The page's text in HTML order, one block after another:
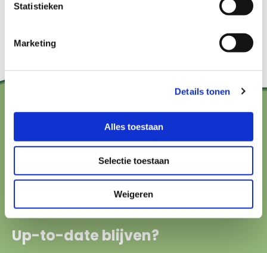
Statistieken
Marketing
Details tonen
Alles toestaan
Selectie toestaan
Weigeren
hallo@boerenbuurmetnatuur.nl
Arthur van Schendelstraat 600
Up-to-date blijven?